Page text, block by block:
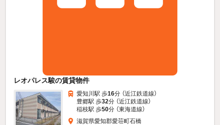
レオパレス駿の賃貸物件
愛知川駅 歩16分 （近江鉄道線）
豊郷駅 歩32分 （近江鉄道線）
稲枝駅 歩50分 （東海道線）
滋賀県愛知郡愛荘町石橋